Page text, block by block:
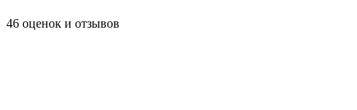
46 оценок и отзывов